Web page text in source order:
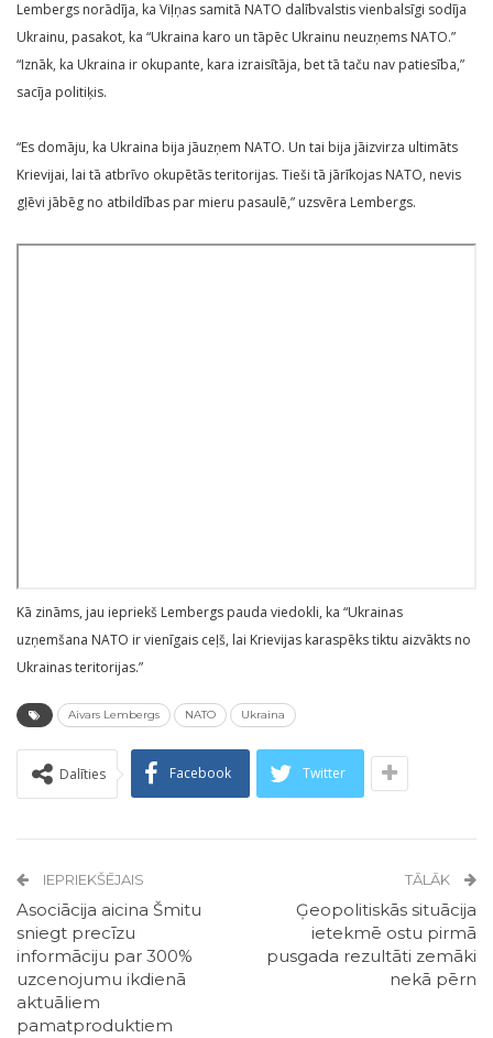
Lembergs norādīja, ka Viļņas samitā NATO dalībvalstis vienbalsīgi sodīja
Ukrainu, pasakot, ka “Ukraina karo un tāpēc Ukrainu neuzņems NATO.”
“Iznāk, ka Ukraina ir okupante, kara izraisītāja, bet tā taču nav patiesība,”
sacīja politiķis.
“Es domāju, ka Ukraina bija jāuzņem NATO. Un tai bija jāizvirza ultimāts
Krievijai, lai tā atbrīvo okupētās teritorijas. Tieši tā jārīkojas NATO, nevis
gļēvi jābēg no atbildības par mieru pasaulē,” uzsvēra Lembergs.
Kā zināms, jau iepriekš Lembergs pauda viedokli, ka “Ukrainas
uzņemšana NATO ir vienīgais ceļš, lai Krievijas karaspēks tiktu aizvākts no
Ukrainas teritorijas.”
Aivars Lembergs NATO Ukraina
Dalīties Facebook Twitter
IEPRIEKŠĒJAIS
Asociācija aicina Šmitu
sniegt precīzu
informāciju par 300%
uzcenojumu ikdienā
aktuāliem
pamatproduktiem
TĀLĀK
Ģeopolitiskās situācija
ietekmē ostu pirmā
pusgada rezultāti zemāki
nekā pērn